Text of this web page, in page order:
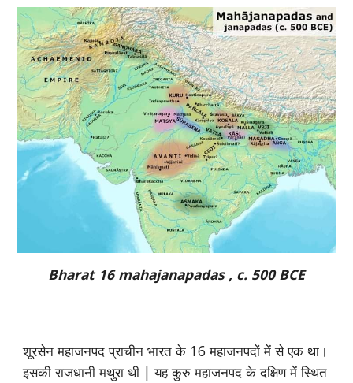
Bharat 16 mahajanapadas , c. 500 BCE
शूरसेन महाजनपद प्राचीन भारत के 16 महाजनपदों में से एक था।
इसकी राजधानी मथुरा थी | यह कुरु महाजनपद के दक्षिण में स्थित